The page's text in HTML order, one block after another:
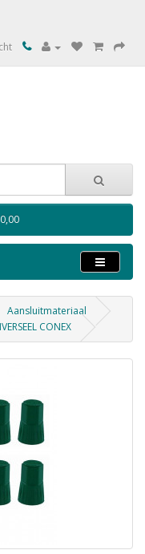
Aansluitmateriaal
CONEX